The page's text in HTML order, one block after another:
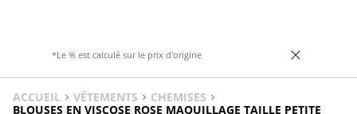
*Le % est calculé sur le prix d'origine
ACCUEIL VÊTEMENTS
CHEMISES
BLOUSES EN VISCOSE ROSE MAQUILLAGE TAILLE PETITE